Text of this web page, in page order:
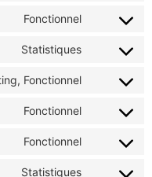
Fonctionnel
Statistiques
Fonctionnel
Fonctionnel
Fonctionnel
Statistiques